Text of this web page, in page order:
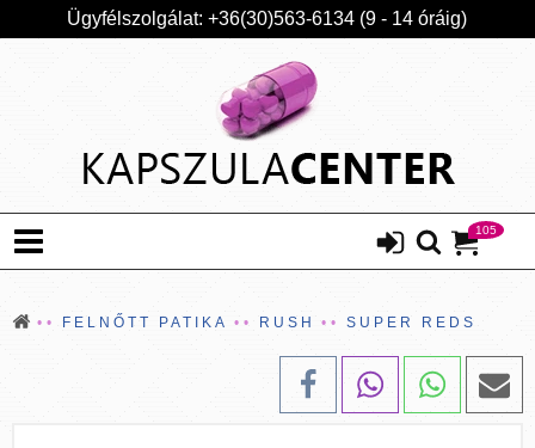
Ügyfélszolgálat: +36(30)563-6134 (9 - 14 óráig)
105
FELNŐTT PATIKA RUSH SUPER REDS